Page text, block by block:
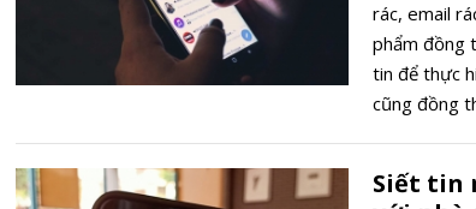
rác, email
phẩm đồng
tin để thực
cũng đồng
Siết tin